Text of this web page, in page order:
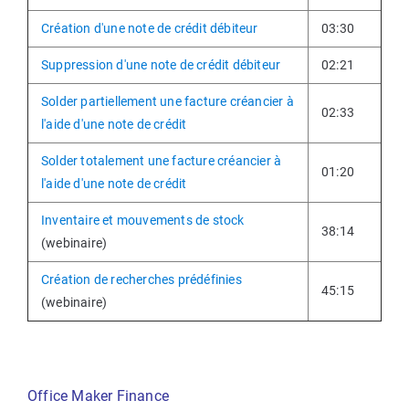
Création d'une note de crédit débiteur 03:30
Suppression d'une note de crédit débiteur 02:21
Solder partiellement une facture créancier à
l'aide d'une note de crédit
02:33
Solder totalement une facture créancier à
l'aide d'une note de crédit
01:20
Inventaire et mouvements de stock
(webinaire)
38:14
Création de recherches prédéfinies
(webinaire)
45:15
Office Maker Finance